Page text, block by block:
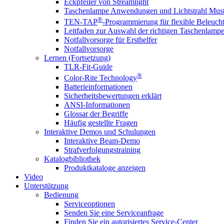
Taschenlampe Anwendungen und Lichtstrahl
TEN-TAP®-Programmierung für flexible
Leitfaden zur Auswahl der richtigen Taschenlampe
Notfallvorsorge für Ersthelfer
Notfallvorsorge
Lernen (Fortsetzung)
TLR-Fit-Guide
Color-Rite Technology®
Batterieinformationen
Sicherheitsbewertungen erklärt
ANSI-Informationen
Glossar der Begriffe
Häufig gestellte Fragen
Interaktive Demos und Schulungen
Interaktive Beam-Demo
Strafverfolgungstraining
Katalogbibliothek
Produktkataloge anzeigen
Video
Unterstützung
Bedienung
Serviceoptionen
Senden Sie eine Serviceanfrage
Finden Sie ein autorisiertes Service-Center